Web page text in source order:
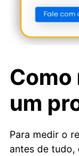
Como
um
Para medir o
antes de tudo,